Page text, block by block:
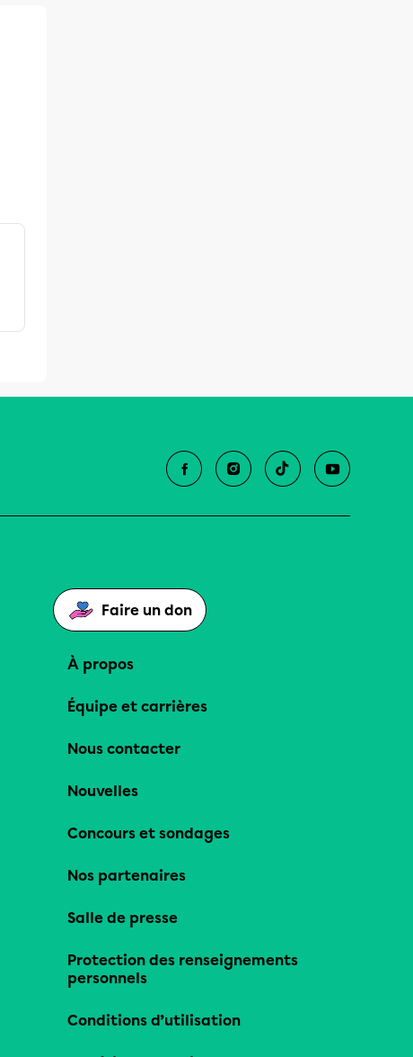
Faire un don
À propos
Équipe et carrières
Nous contacter
Nouvelles
Concours et sondages
Nos partenaires
Salle de presse
Protection des renseignements
personnels
Conditions d’utilisation